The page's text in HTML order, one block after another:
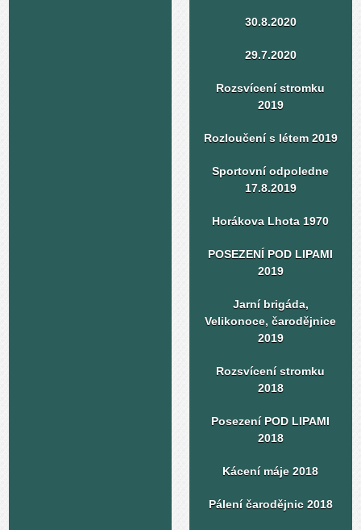
30.8.2020
29.7.2020
Rozsvícení stromku
2019
Rozloučení s létem 2019
Sportovní odpoledne
17.8.2019
Horákova Lhota 1970
POSEZENÍ POD LIPAMI
2019
Jarní brigáda,
Velikonoce, čarodějnice
2019
Rozsvícení stromku
2018
Posezení POD LIPAMI
2018
Kácení máje 2018
Pálení čarodějnic 2018